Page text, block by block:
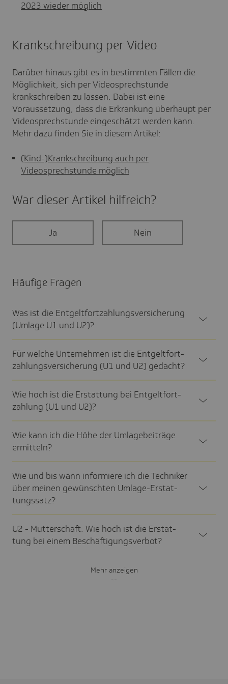
2023 wieder möglich
Krankschreibung per Video
Darüber hinaus gibt es in bestimmten Fällen die
Möglichkeit, sich per Videosprechstunde
krankschreiben zu lassen. Dabei ist eine
Voraussetzung, dass die Erkrankung überhaupt per
Videosprechstunde eingeschätzt werden kann.
Mehr dazu finden Sie in diesem Artikel:
(Kind-)Krankschreibung auch per
Videosprechstunde möglich
War dieser Artikel hilf­reich?
Ja Nein
Häufige Fragen
Was ist die Entgelt­fort­zah­lungs­ver­si­che­rung
(Umlage U1 und U2)?
Für welche Unter­nehmen ist die Entgelt­fort­
zah­lungs­ver­si­che­rung (U1 und U2) gedacht?
Wie hoch ist die Erstat­tung bei Entgelt­fort­
zah­lung (U1 und U2)?
Wie kann ich die Höhe der Umla­ge­bei­träge
ermit­teln?
Wie und bis wann infor­miere ich die Tech­niker
über meinen gewünschten Umlage-Erstat­
tungs­satz?
U2 - Mutter­schaft: Wie hoch ist die Erstat­
tung bei einem Beschäf­ti­gungs­ver­bot?
Mehr anzeigen